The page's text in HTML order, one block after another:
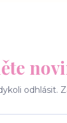
odhlásit.